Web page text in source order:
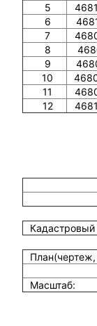
5
6
7
8
9
10
11
12
Масштаб: